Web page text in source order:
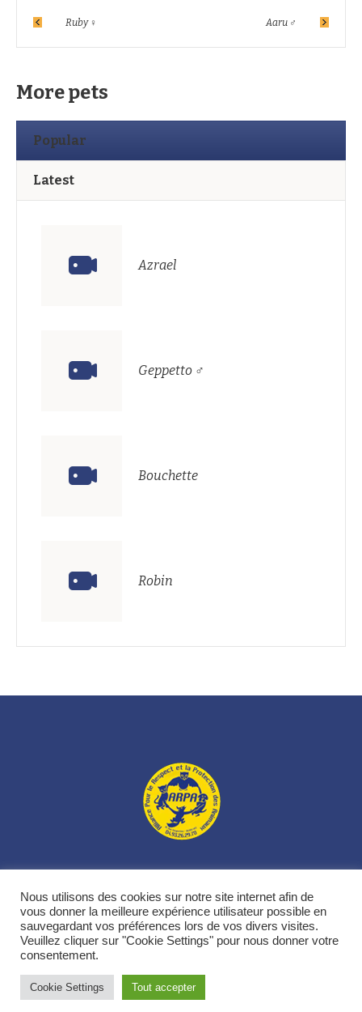
Ruby ♀ Aaru ♂
More pets
Popular
Latest
Azrael
Geppetto ♂
Bouchette
Robin
L’association Nos animaux Nos actions
Nous soutenir
Contacts
ARPA - Nice © 2021 / All Rights Reserved
Nous utilisons des cookies sur notre site internet afin de
vous donner la meilleure expérience utilisateur possible en
sauvegardant vos préférences lors de vos divers visites.
Veuillez cliquer sur "Cookie Settings" pour nous donner votre
consentement.
Cookie Settings Tout accepter